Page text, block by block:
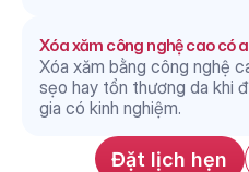
Xóa xăm công nghệ cao có
Xóa xăm bằng công nghệ
sẹo hay tổn thương da khi
gia có kinh nghiệm.
Đặt lịch hẹn